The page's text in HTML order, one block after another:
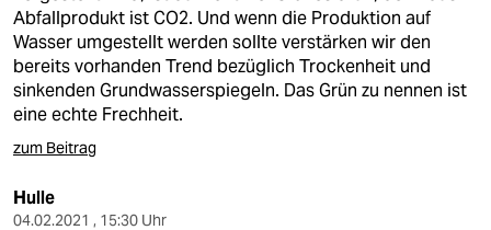
Abfallprodukt ist CO2. Und wenn die Produktion auf
Wasser umgestellt werden sollte verstärken wir den
bereits vorhanden Trend bezüglich Trockenheit und
sinkenden Grundwasserspiegeln. Das Grün zu nennen ist
eine echte Frechheit.
zum Beitrag
Hulle
04.02.2021 , 15:30 Uhr